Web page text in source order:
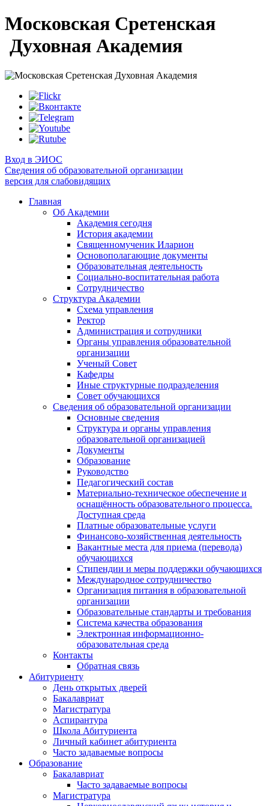
Московская Сретенская
Духовная Академия
Вход в ЭИОС
Сведения об образовательной организации
версия для слабовидящих
Главная
Об Академии
Академия сегодня
История академии
Священномученик Иларион
Основополагающие документы
Образовательная деятельность
Социально-воспитательная работа
Сотрудничество
Структура Академии
Схема управления
Ректор
Администрация и сотрудники
Органы управления образовательной
организации
Ученый Совет
Кафедры
Иные структурные подразделения
Совет обучающихся
Сведения об образовательной организации
Основные сведения
Структура и органы управления
образовательной организацией
Документы
Образование
Руководство
Педагогический состав
Материально-техническое обеспечение и
оснащённость образовательного процесса.
Доступная среда
Платные образовательные услуги
Финансово-хозяйственная деятельность
Вакантные места для приема (перевода)
обучающихся
Стипендии и меры поддержки обучающихся
Международное сотрудничество
Организация питания в образовательной
организации
Образовательные стандарты и требования
Система качества образования
Электронная информационно-
образовательная среда
Контакты
Обратная связь
Абитуриенту
День открытых дверей
Бакалавриат
Магистратура
Аспирантура
Школа Абитуриента
Личный кабинет абитуриента
Часто задаваемые вопросы
Образование
Бакалавриат
Часто задаваемые вопросы
Магистратура